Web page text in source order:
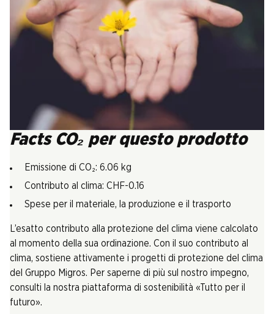
Facts CO₂ per questo prodotto
Emissione di CO₂: 6.06 kg
Contributo al clima: CHF-0.16
Spese per il materiale, la produzione e il trasporto
L’esatto contributo alla protezione del clima viene calcolato
al momento della sua ordinazione. Con il suo contributo al
clima, sostiene attivamente i progetti di protezione del clima
del Gruppo Migros. Per saperne di più sul nostro impegno,
consulti la nostra piattaforma di sostenibilità «Tutto per il
futuro».